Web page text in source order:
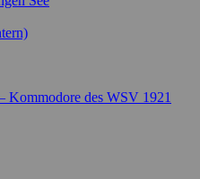
Kommodore des WSV 1921